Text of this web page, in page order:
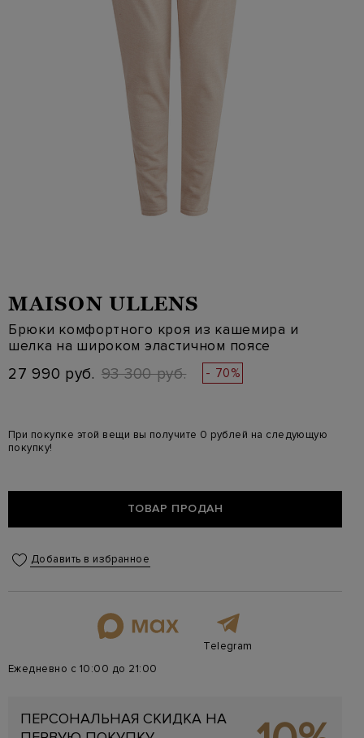
MAISON ULLENS
Брюки комфортного кроя из кашемира и
шелка на широком эластичном поясе
27 990 руб. 93 300 руб. - 70%
При покупке этой вещи вы получите 0 рублей на следующую
покупку!
ТОВАР ПРОДАН
Добавить в избранное
Telegram
Ежедневно с 10:00 до 21:00
ПЕРСОНАЛЬНАЯ СКИДКА НА